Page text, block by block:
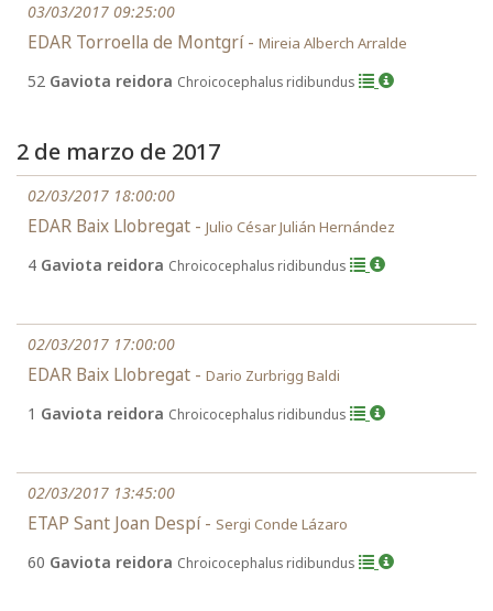
03/03/2017 09:25:00
EDAR Torroella de Montgrí - Mireia Alberch Arralde
52 Gaviota reidora Chroicocephalus ridibundus
2 de marzo de 2017
02/03/2017 18:00:00
EDAR Baix Llobregat - Julio César Julián Hernández
4 Gaviota reidora Chroicocephalus ridibundus
02/03/2017 17:00:00
EDAR Baix Llobregat - Dario Zurbrigg Baldi
1 Gaviota reidora Chroicocephalus ridibundus
02/03/2017 13:45:00
ETAP Sant Joan Despí - Sergi Conde Lázaro
60 Gaviota reidora Chroicocephalus ridibundus